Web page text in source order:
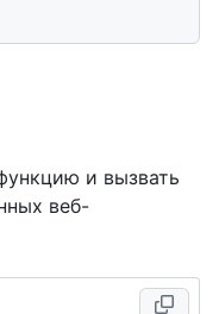
и вызвать
веб-